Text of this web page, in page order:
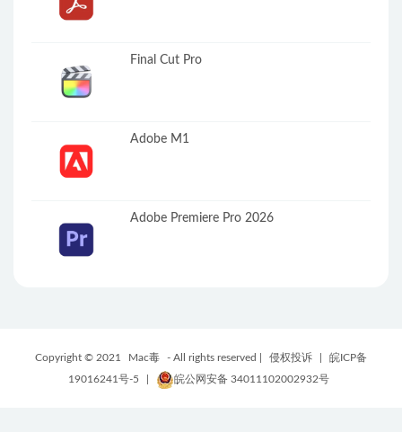
Final Cut Pro
Adobe M1
Adobe Premiere Pro 2026
Copyright © 2021 Mac毒 - All rights reserved | 侵权投诉
皖ICP备
19016241号-5
皖公网安备 34011102002932号